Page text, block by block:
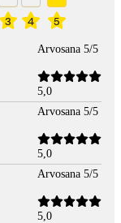
3 4 5
Arvosana 5/5
5,0
Arvosana 5/5
5,0
Arvosana 5/5
5,0